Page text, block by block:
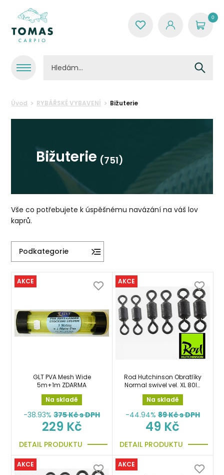
0
Úvod RYBÁŘSKÉ VYBAVENÍ Bižuterie
Bižuterie (751)
Vše co potřebujete k úspěšnému navázání na váš lov
kaprů.
Podkategorie
AKCE
GLT PVA Mesh Wide
5m+1m ZDARMA
Na skladě
-38.93% 375Kč s DPH
229 Kč
DETAIL PRODUKTU
AKCE
Rod Hutchinson Obratlíky
Normal swivel vel. XL 80lb
zátěž
Na skladě
-44.94% 89Kč s DPH
49 Kč
DETAIL PRODUKTU
AKCE AKCE